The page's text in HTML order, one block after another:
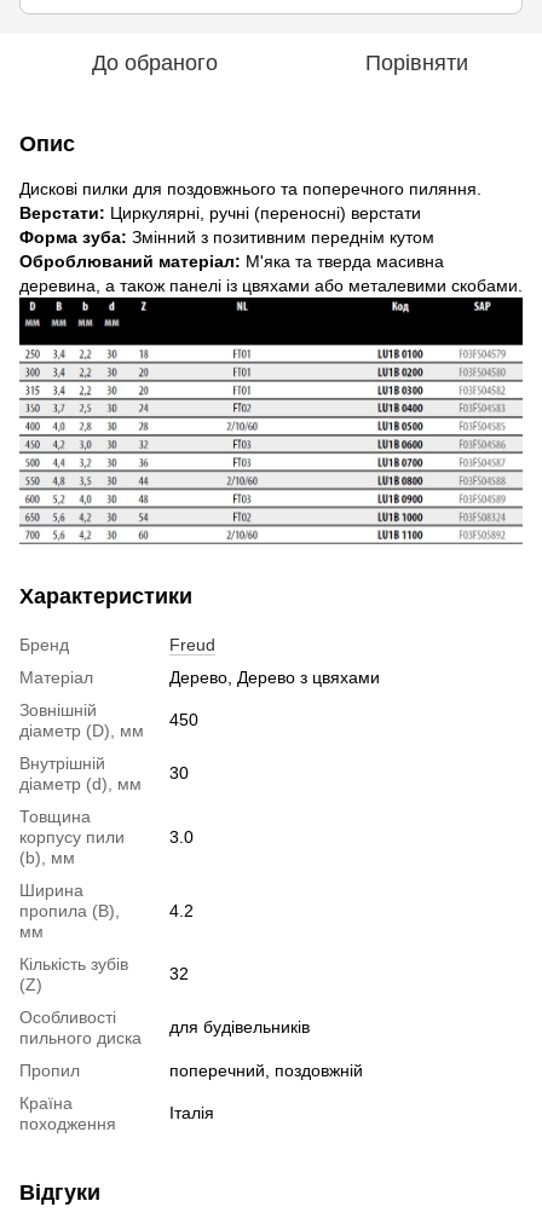
До обраного Порівняти
Опис
Дискові пилки для поздовжнього та поперечного пиляння.
Верстати: Циркулярні, ручні (переносні) верстати
Форма зуба: Змінний з позитивним переднім кутом
Оброблюваний матеріал: М'яка та тверда масивна
деревина, а також панелі із цвяхами або металевими скобами.
Характеристики
Бренд
Freud
Матеріал
Дерево, Дерево з цвяхами
Зовнішній
діаметр (D), мм
450
Внутрішній
діаметр (d), мм
30
Товщина
корпусу пили
(b), мм
3.0
Ширина
пропила (B),
мм
4.2
Кількість зубів
(Z)
32
Особливості
пильного диска
для будівельників
Пропил
поперечний, поздовжній
Країна
походження
Італія
Відгуки